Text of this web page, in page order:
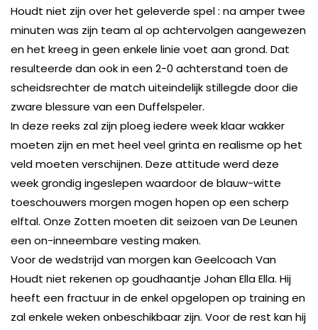
Houdt niet zijn over het geleverde spel : na amper twee
minuten was zijn team al op achtervolgen aangewezen
en het kreeg in geen enkele linie voet aan grond. Dat
resulteerde dan ook in een 2-0 achterstand toen de
scheidsrechter de match uiteindelijk stillegde door die
zware blessure van een Duffelspeler.
In deze reeks zal zijn ploeg iedere week klaar wakker
moeten zijn en met heel veel grinta en realisme op het
veld moeten verschijnen. Deze attitude werd deze
week grondig ingeslepen waardoor de blauw-witte
toeschouwers morgen mogen hopen op een scherp
elftal. Onze Zotten moeten dit seizoen van De Leunen
een on-inneembare vesting maken.
Voor de wedstrijd van morgen kan Geelcoach Van
Houdt niet rekenen op goudhaantje Johan Ella Ella. Hij
heeft een fractuur in de enkel opgelopen op training en
zal enkele weken onbeschikbaar zijn. Voor de rest kan hij